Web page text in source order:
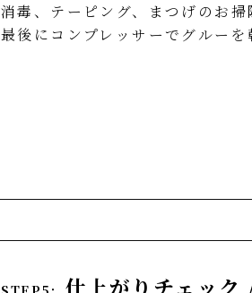
消毒、テーピング、まつげのお
最後にコンプレッサーでグルーを